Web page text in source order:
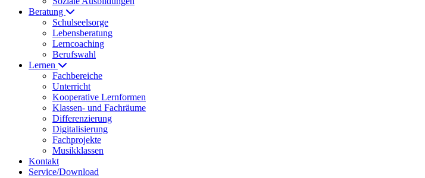
Beratung
Schulseelsorge
Lebensberatung
Lerncoaching
Berufswahl
Lernen
Fachbereiche
Unterricht
Kooperative Lernformen
Klassen- und Fachräume
Differenzierung
Digitalisierung
Fachprojekte
Musikklassen
Kontakt
Service/Download